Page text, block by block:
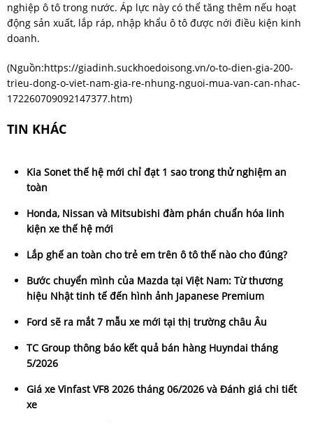
nghiệp ô tô trong nước. Áp lực này có thể tăng thêm nếu hoạt
động sản xuất, lắp ráp, nhập khẩu ô tô được nới điều kiện kinh
doanh.
(Nguồn:https://giadinh.suckhoedoisong.vn/o-to-dien-gia-200-
trieu-dong-o-viet-nam-gia-re-nhung-nguoi-mua-van-can-nhac-
172260709092147377.htm)
TIN KHÁC
Kia Sonet thế hệ mới chỉ đạt 1 sao trong thử nghiệm an
toàn
Honda, Nissan và Mitsubishi đàm phán chuẩn hóa linh
kiện xe thế hệ mới
Lắp ghế an toàn cho trẻ em trên ô tô thế nào cho đúng?
Bước chuyển mình của Mazda tại Việt Nam: Từ thương
hiệu Nhật tinh tế đến hình ảnh Japanese Premium
Ford sẽ ra mắt 7 mẫu xe mới tại thị trường châu Âu
TC Group thông báo kết quả bán hàng Huyndai tháng
5/2026
Giá xe Vinfast VF8 2026 tháng 06/2026 và Đánh giá chi tiết
xe